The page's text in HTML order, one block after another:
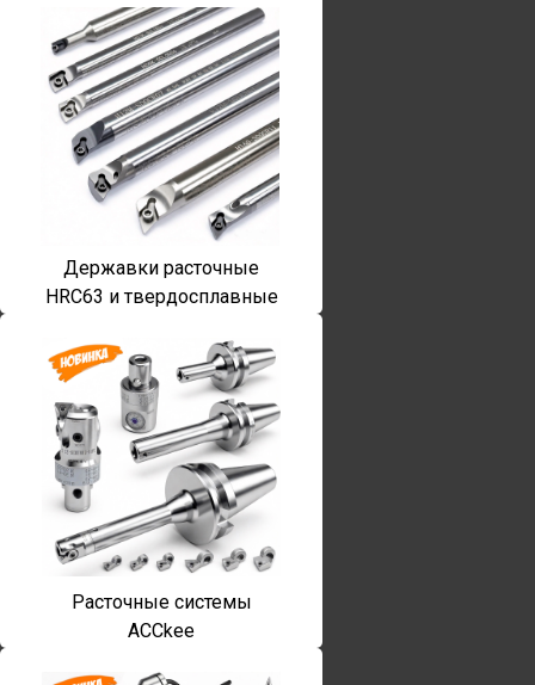
Державки расточные
HRC63 и твердосплавные
Расточные системы
ACCkee